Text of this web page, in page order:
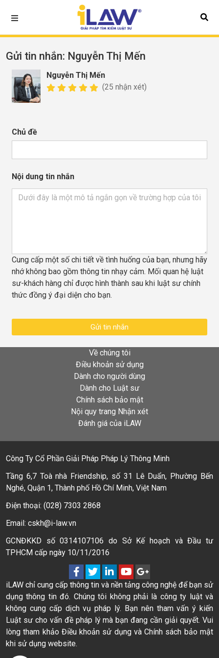
Gửi tin nhắn: Nguyễn Thị Mến
Nguyễn Thị Mến
(25 nhận xét)
Chủ đề
Nội dung tin nhắn
Cung cấp một số chi tiết về tình huống của bạn, nhưng hãy
nhớ không bao gồm thông tin nhạy cảm. Mối quan hệ luật
sư-khách hàng chỉ được hình thành sau khi luật sư chính
thức đồng ý đại diện cho bạn.
Gửi tin nhắn
Về chúng tôi
Điều khoản sử dụng
Dành cho người dùng
Dành cho Luật sư
Chính sách bảo mật
Nội quy trang Nhận xét
Đánh giá của iLAW
Công Ty Cổ Phần Giải Pháp Pháp Lý Thông Minh
Tầng 6,7 Toà nhà Friendship, số 31 Lê Duẩn, Phường Bến
Nghé, Quận 1, Thành phố Hồ Chí Minh, Việt Nam
Điện thoại: (028) 7303 2868
Email: cskh@i-law.vn
GCNĐKKD số 0314107106 do Sở Kế hoạch và Đầu tư
TPHCM cấp ngày 10/11/2016
iLAW chỉ cung cấp thông tin và nền tảng công nghệ để bạn sử
dụng thông tin đó. Chúng tôi không phải là công ty luật và
không cung cấp dịch vụ pháp lý. Bạn nên tham vấn ý kiến
Luật sư cho vấn đề pháp lý mà bạn đang cần giải quyết. Vui
lòng tham khảo Điều khoản sử dụng và Chính sách bảo mật
khi sử dụng website.